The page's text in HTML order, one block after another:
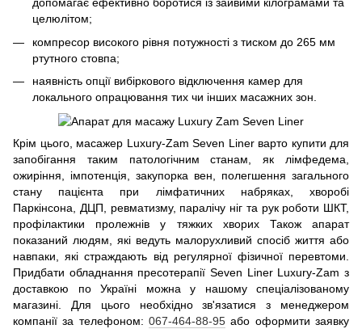
допомагає ефективно боротися із зайвими кілограмами та
целюлітом;
компресор високого рівня потужності з тиском до 265 мм
ртутного стовпа;
наявність опції вибіркового відключення камер для
локального опрацювання тих чи інших масажних зон.
Крім цього, масажер Luxury-Zam Seven Liner варто купити для
запобігання таким патологічним станам, як лімфедема,
ожиріння, імпотенція, закупорка вен, полегшення загального
стану пацієнта при лімфатичних набряках, хворобі
Паркінсона, ДЦП, ревматизму, паралічу ніг та рук роботи ШКТ,
профілактики пролежнів у тяжких хворих Також апарат
показаний людям, які ведуть малорухливий спосіб життя або
навпаки, які страждають від регулярної фізичної перевтоми.
Придбати обладнання пресотерапії Seven Liner Luxury-Zam з
доставкою по Україні можна у нашому спеціалізованому
магазині. Для цього необхідно зв'язатися з менеджером
компанії за телефоном: 067-464-88-95 або оформити заявку